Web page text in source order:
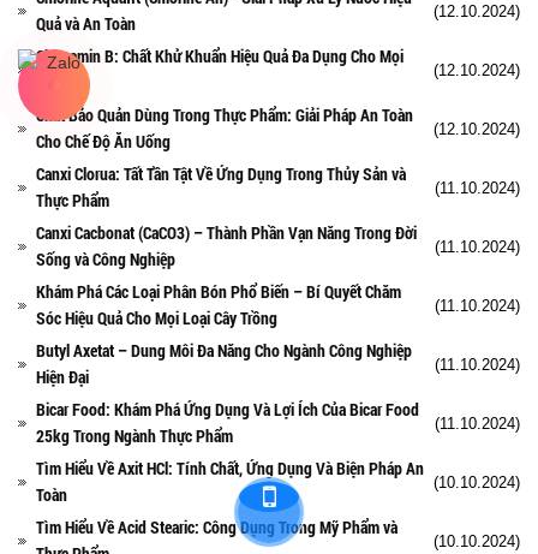
Quả và An Toàn
(12.10.2024)
Chloramin B: Chất Khử Khuẩn Hiệu Quả Đa Dụng Cho Mọi
Nhu Cầu
(12.10.2024)
Chất Bảo Quản Dùng Trong Thực Phẩm: Giải Pháp An Toàn
Cho Chế Độ Ăn Uống
(12.10.2024)
Canxi Clorua: Tất Tần Tật Về Ứng Dụng Trong Thủy Sản và
Thực Phẩm
(11.10.2024)
Canxi Cacbonat (CaCO3) – Thành Phần Vạn Năng Trong Đời
Sống và Công Nghiệp
(11.10.2024)
Khám Phá Các Loại Phân Bón Phổ Biến – Bí Quyết Chăm
Sóc Hiệu Quả Cho Mọi Loại Cây Trồng
(11.10.2024)
Butyl Axetat – Dung Môi Đa Năng Cho Ngành Công Nghiệp
Hiện Đại
(11.10.2024)
Bicar Food: Khám Phá Ứng Dụng Và Lợi Ích Của Bicar Food
25kg Trong Ngành Thực Phẩm
(11.10.2024)
Tìm Hiểu Về Axit HCl: Tính Chất, Ứng Dụng Và Biện Pháp An
Toàn
(10.10.2024)
Tìm Hiểu Về Acid Stearic: Công Dụng Trong Mỹ Phẩm và
(10.10.2024)